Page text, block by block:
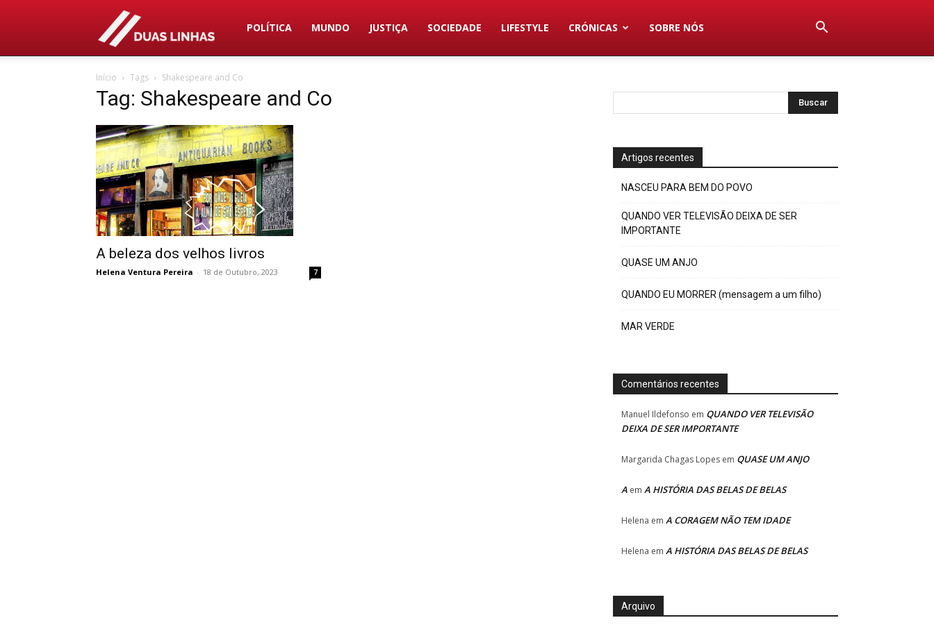
Duas
Linhas
POLÍTICA MUNDO JUSTIÇA SOCIEDADE LIFESTYLE CRÓNICAS SOBRE NÓS
Início Tags Shakespeare and Co
Tag: Shakespeare and Co
A beleza dos velhos livros
Helena Ventura Pereira - 18 de Outubro, 2023 7
Artigos recentes
NASCEU PARA BEM DO POVO
QUANDO VER TELEVISÃO DEIXA DE SER
IMPORTANTE
QUASE UM ANJO
QUANDO EU MORRER (mensagem a um filho)
MAR VERDE
Comentários recentes
Manuel Ildefonso em QUANDO VER TELEVISÃO
DEIXA DE SER IMPORTANTE
Margarida Chagas Lopes em QUASE UM ANJO
A em A HISTÓRIA DAS BELAS DE BELAS
Helena em A CORAGEM NÃO TEM IDADE
Helena em A HISTÓRIA DAS BELAS DE BELAS
Arquivo